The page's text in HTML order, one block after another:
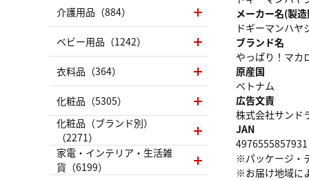
メーカー名(製
ドギーマンハヤ
ブランド名
やっぱり！マカ
原産国
ベトナム
広告文責
株式会社サンド
JAN
4976555857931
※パッケージ・
※お届け地域に
介護用品（884）
ベビー用品（1242）
衣料品（364）
化粧品（5305）
化粧品（ブランド別）
（2271）
家電・インテリア・生活雑
貨（6199）